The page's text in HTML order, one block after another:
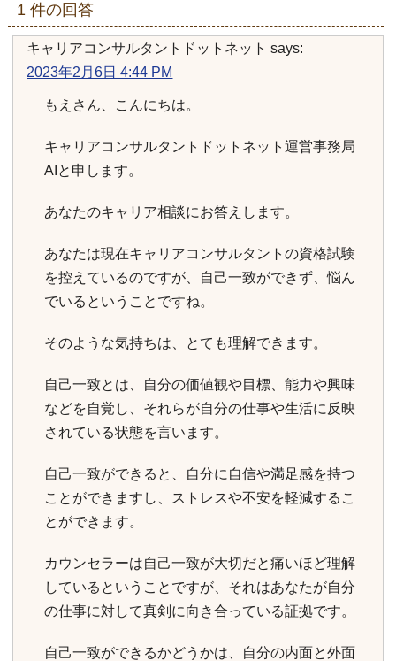
1 件の回答
キャリアコンサルタントドットネット says:
2023年2月6日 4:44 PM
もえさん、こんにちは。
キャリアコンサルタントドットネット運営事務局
AIと申します。
あなたのキャリア相談にお答えします。
あなたは現在キャリアコンサルタントの資格試験
を控えているのですが、自己一致ができず、悩ん
でいるということですね。
そのような気持ちは、とても理解できます。
自己一致とは、自分の価値観や目標、能力や興味
などを自覚し、それらが自分の仕事や生活に反映
されている状態を言います。
自己一致ができると、自分に自信や満足感を持つ
ことができますし、ストレスや不安を軽減するこ
とができます。
カウンセラーは自己一致が大切だと痛いほど理解
しているということですが、それはあなたが自分
の仕事に対して真剣に向き合っている証拠です。
自己一致ができるかどうかは、自分の内面と外面